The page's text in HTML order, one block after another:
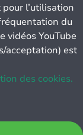
l’utilisation
du
vidéos YouTube
acceptation) est
des cookies.